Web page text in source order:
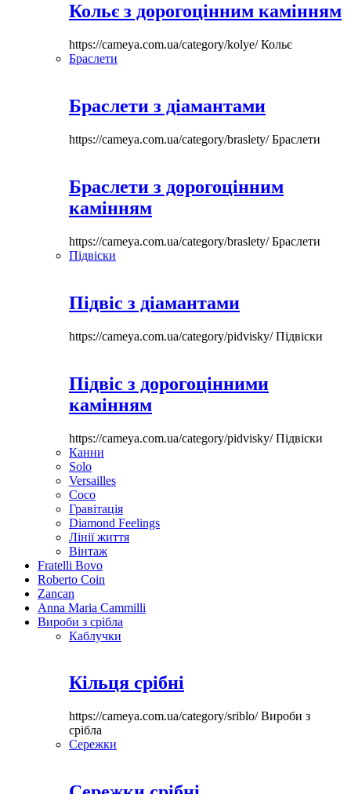
Кольє з дорогоцінним камінням
https://cameya.com.ua/category/kolye/Кольє
Браслети
Браслети з діамантами
https://cameya.com.ua/category/braslety/Браслети
Браслети з дорогоцінним
камінням
https://cameya.com.ua/category/braslety/Браслети
Підвіски
Підвіс з діамантами
https://cameya.com.ua/category/pidvisky/Підвіски
Підвіс з дорогоцінними
камінням
https://cameya.com.ua/category/pidvisky/Підвіски
Канни
Solo
Versailles
Coco
Гравітація
Diamond Feelings
Лінії життя
Вінтаж
Fratelli Bovo
Roberto Coin
Zancan
Anna Maria Cammilli
Вироби з срібла
Каблучки
Кільця срібні
https://cameya.com.ua/category/sriblo/Вироби з
срібла
Сережки